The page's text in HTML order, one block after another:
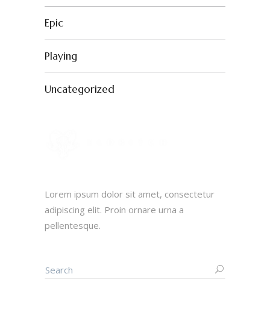
Epic
Playing
Uncategorized
Lorem ipsum dolor sit amet, consectetur
adipiscing elit. Proin ornare urna a
pellentesque.